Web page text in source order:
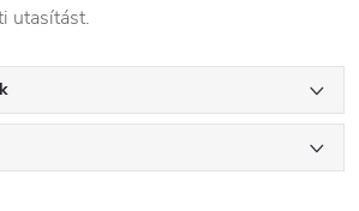
utasítást.